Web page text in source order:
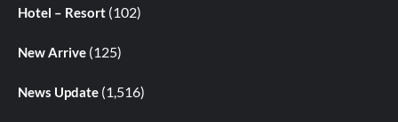
Hotel – Resort (102)
New Arrive (125)
News Update (1,516)